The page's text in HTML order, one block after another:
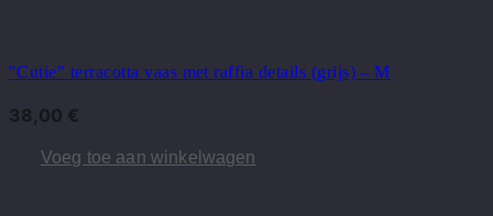
"Cutie" terracotta vaas met raffia details (grijs) – M
38,00 €
Voeg toe aan winkelwagen